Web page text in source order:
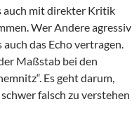
auch mit direkter Kritik
Wer Andere agressiv
das Echo vertragen.
Maßstab bei den
Es geht darum,
falsch zu verstehen